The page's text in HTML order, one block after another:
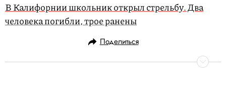
В Калифорнии школьник открыл стрельбу. Два
человека погибли, трое ранены
Поделиться